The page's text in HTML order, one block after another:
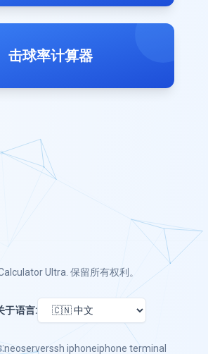
击球率计算器
Ultra . 保留所有权利。
于语言:
neoserverssh iphoneiphone terminal